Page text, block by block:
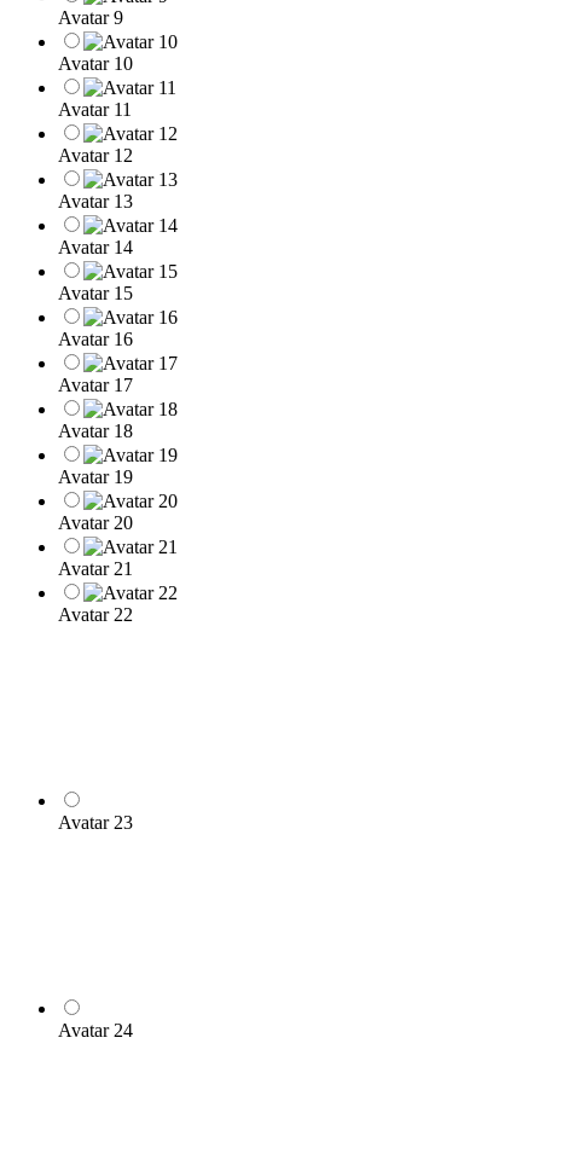
Avatar 9
Avatar 10
Avatar 11
Avatar 12
Avatar 13
Avatar 14
Avatar 15
Avatar 16
Avatar 17
Avatar 18
Avatar 19
Avatar 20
Avatar 21
Avatar 22
Avatar 23
Avatar 24